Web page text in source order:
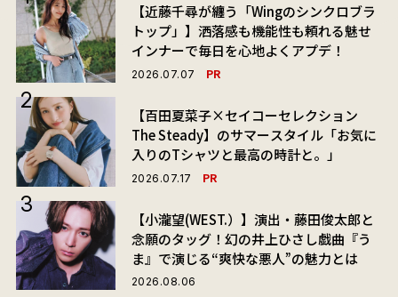
【近藤千尋が纏う「Wingのシンクロブラ
トップ」】洒落感も機能性も頼れる魅せ
インナーで毎日を心地よくアプデ！
2026.07.07 PR
【百田夏菜子×セイコーセレクション
The Steady】のサマースタイル「お気に
入りのTシャツと最高の時計と。」
2026.07.17 PR
【小瀧望(WEST.）】演出・藤田俊太郎と
念願のタッグ！幻の井上ひさし戯曲『う
ま』で演じる“爽快な悪人”の魅力とは
2026.08.06